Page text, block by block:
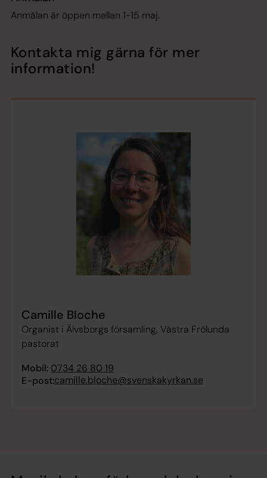
Anmälan är öppen mellan 1-15 maj.
Kontakta mig gärna för mer
information!
Camille Bloche
Organist i Älvsborgs församling, Västra Frölunda
pastorat
Mobil: 0734 26 80 19
E-post:camille.bloche@svenskakyrkan.se